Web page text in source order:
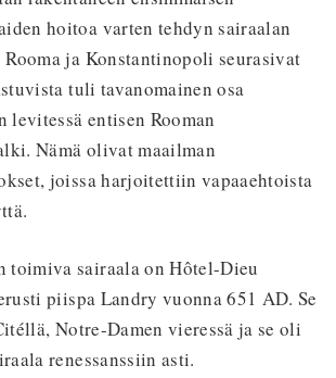
hoitoa varten tehdyn sairaalan
Rooma ja Konstantinopoli seurasivat
tuli tavanomainen osa
levitessä entisen Rooman
Nämä olivat maailman
joissa harjoitettiin vapaaehtoista
toimiva sairaala on Hôtel-Dieu
piispa Landry vuonna 651 AD. Se
Notre-Damen vieressä ja se oli
renessanssiin asti.